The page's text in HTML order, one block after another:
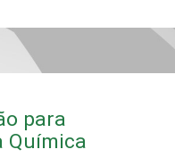
para
Química